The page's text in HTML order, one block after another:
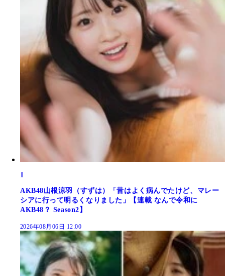
1
AKB48山根涼羽（すずは）「昔はよく病んでたけど、マレー
シアに行って明るくなりました」【連載 なんで令和に
AKB48？ Season2】
2026年08月06日 12:00